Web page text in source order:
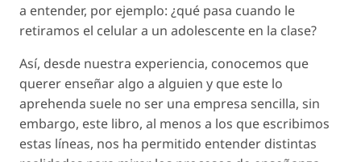
a entender, por ejemplo: ¿qué pasa cuando le
retiramos el celular a un adolescente en la clase?
Así, desde nuestra experiencia, conocemos que
querer enseñar algo a alguien y que este lo
aprehenda suele no ser una empresa sencilla, sin
embargo, este libro, al menos a los que escribimos
estas líneas, nos ha permitido entender distintas